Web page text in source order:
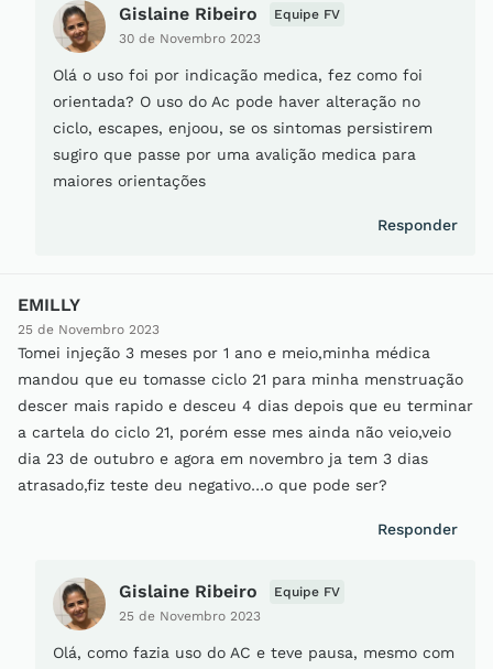
Gislaine Ribeiro
30 de Novembro 2023
Equipe FV
Olá o uso foi por indicação medica, fez como foi
orientada? O uso do Ac pode haver alteração no
ciclo, escapes, enjoou, se os sintomas persistirem
sugiro que passe por uma avalição medica para
maiores orientações
Responder
EMILLY
25 de Novembro 2023
Tomei injeção 3 meses por 1 ano e meio,minha médica
mandou que eu tomasse ciclo 21 para minha menstruação
descer mais rapido e desceu 4 dias depois que eu terminar
a cartela do ciclo 21, porém esse mes ainda não veio,veio
dia 23 de outubro e agora em novembro ja tem 3 dias
atrasado,fiz teste deu negativo…o que pode ser?
Responder
Gislaine Ribeiro
25 de Novembro 2023
Equipe FV
Olá, como fazia uso do AC e teve pausa, mesmo com